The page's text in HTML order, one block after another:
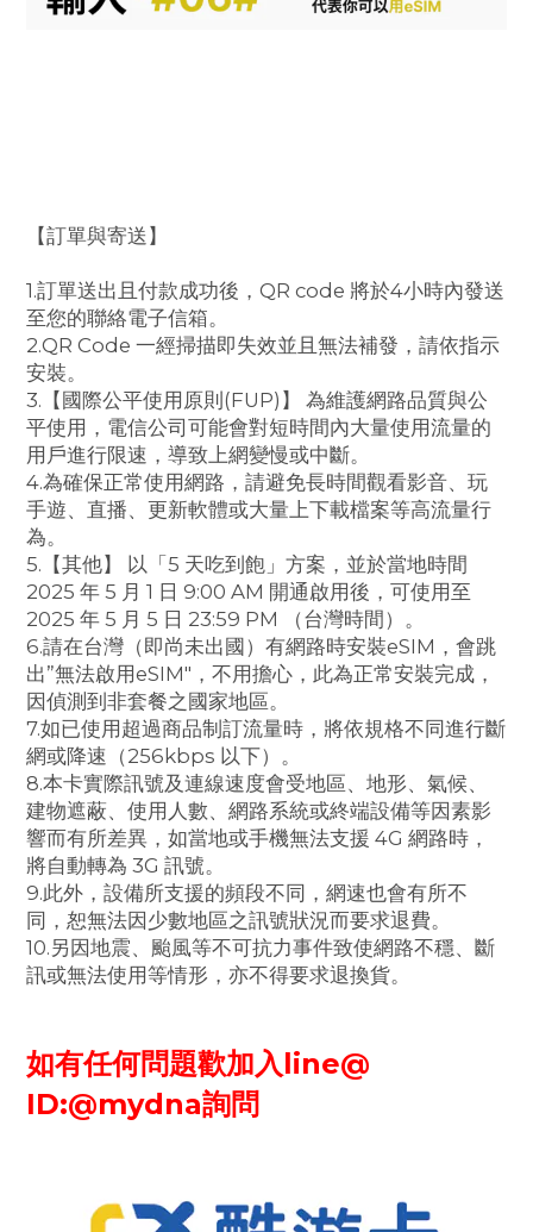
【訂單與寄送】
1.訂單送出且付款成功後，QR code 將於4小時內發送
至您的聯絡電子信箱。
2.QR Code 一經掃描即失效並且無法補發，請依指示
安裝。
3.【國際公平使用原則(FUP)】 為維護網路品質與公
平使用，電信公司可能會對短時間內大量使用流量的
用戶進行限速，導致上網變慢或中斷。
4.為確保正常使用網路，請避免長時間觀看影音、玩
手遊、直播、更新軟體或大量上下載檔案等高流量行
為。
5.【其他】 以「5 天吃到飽」方案，並於當地時間
2025 年 5 月 1 日 9:00 AM 開通啟用後，可使用至
2025 年 5 月 5 日 23:59 PM （台灣時間）。
6.請在台灣（即尚未出國）有網路時安裝eSIM，會跳
出”無法啟用eSIM"，不用擔心，此為正常安裝完成，
因偵測到非套餐之國家地區。
7.如已使用超過商品制訂流量時，將依規格不同進行斷
網或降速（256kbps 以下）。
8.本卡實際訊號及連線速度會受地區、地形、氣候、
建物遮蔽、使用人數、網路系統或終端設備等因素影
響而有所差異，如當地或手機無法支援 4G 網路時，
將自動轉為 3G 訊號。
9.此外，設備所支援的頻段不同，網速也會有所不
同，恕無法因少數地區之訊號狀況而要求退費。
10.另因地震、颱風等不可抗力事件致使網路不穩、斷
訊或無法使用等情形，亦不得要求退換貨。
如有任何問題歡加入line@
ID:@mydna詢問